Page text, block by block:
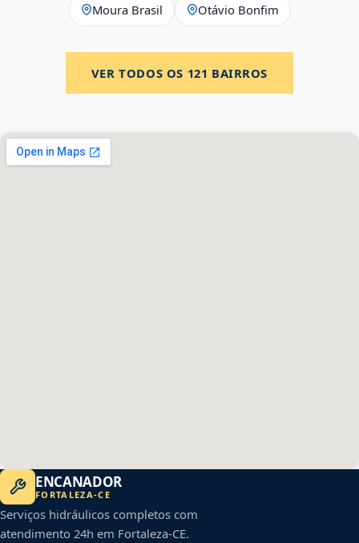
Moura Brasil Otávio Bonfim
VER TODOS OS 121 BAIRROS
ENCANADOR
FORTALEZA-CE
Serviços hidráulicos completos com
atendimento 24h em Fortaleza-CE.